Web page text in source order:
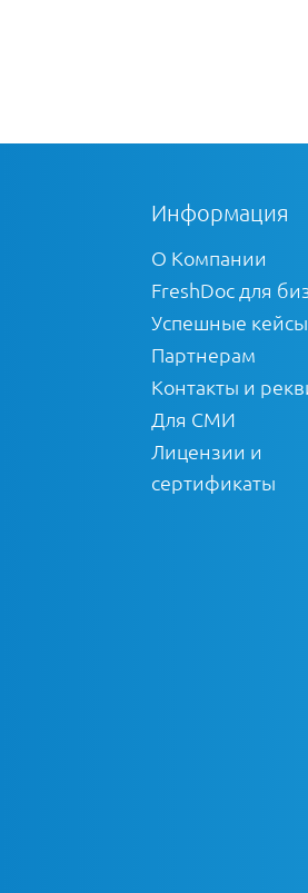
Информация
О Компании
FreshDoc для
Успешные кейсы
Партнерам
Контакты и
Для СМИ
Лицензии и
сертификаты